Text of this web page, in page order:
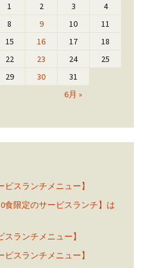
6月 »
1 2 3
4
8 9 10
11
15 16 17
18
22 23 24
25
29 30 31
ビスランチメニュー】
食限定のサービスランチ】は
ランチメニュー】
ビスランチメニュー】